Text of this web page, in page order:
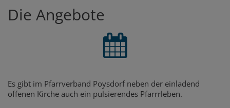
Die Angebote
Es gibt im Pfarrverband Poysdorf neben der einladend
offenen Kirche auch ein pulsierendes Pfarrrleben.